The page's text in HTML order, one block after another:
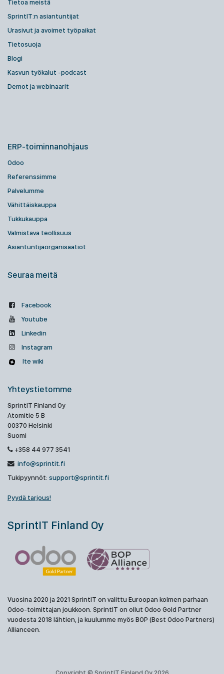
Tietoa meistä
SprintIT:n asiantuntijat
Urasivut ja avoimet työpaikat
Tietosuoja
Blogi
Kasvun työkalut -podcast
Demot ja webinaarit
ERP-toiminnanohjaus
Odoo
Referenssimme
Palvelumme
Vähittäiskauppa
Tukkukauppa
Valmistava teollisuus
Asiantuntijaorganisaatiot
Seuraa meitä
Facebook
Youtube
Linkedin
Instagram
Ite wiki
Yhteystietomme
SprintIT Finland Oy
Atomitie 5 B
00370 Helsinki
Suomi
+358 44 977 3541
info@sprintit.fi
Tukipyynnöt: support@sprintit.fi
Pyydä tarjous!
SprintIT Finland Oy
Vuosina 2020 ja 2021 SprintIT on valittu Euroopan kolmen parhaan
Odoo-toimittajan joukkoon. SprintIT on ollut Odoo Gold Partner
vuodesta 2018 lähtien, ja kuulumme myös BOP (Best Odoo Partners)
Allianceen.
Copyright © SprintIT Finland Oy 2026